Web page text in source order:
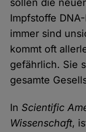
sollen die
Impfstoffe
immer sind
kommt oft
gefährlich. Sie
gesamte
In Scientific
Wissenschaft,